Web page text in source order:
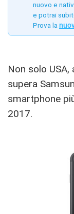
nuovo e
e potrai
Prova la
Non solo USA,
supera
smartphone
2017.